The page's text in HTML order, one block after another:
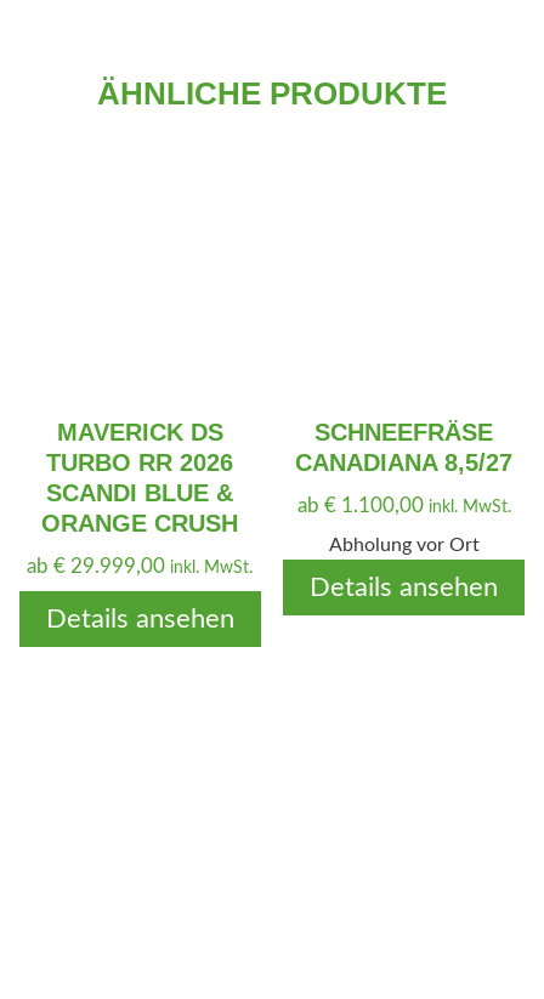
ÄHNLICHE PRODUKTE
MAVERICK DS
TURBO RR 2026
SCANDI BLUE &
ORANGE CRUSH
ab€ 29.999,00 inkl. MwSt.
Details ansehen
SCHNEEFRÄSE
CANADIANA 8,5/27
ab €1.100,00 inkl. MwSt.
Abholung vor Ort
Details ansehen